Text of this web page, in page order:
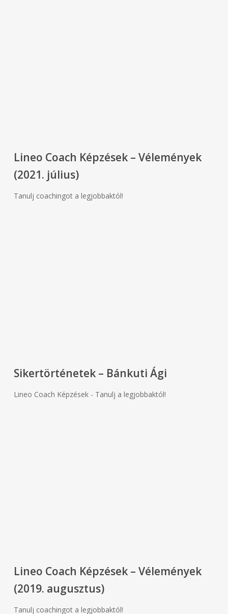
Lineo Coach Képzések – Vélemények
(2021. július)
Tanulj coachingot a legjobbaktól!
Sikertörténetek – Bánkuti Ági
Lineo Coach Képzések - Tanulj a legjobbaktól!
Lineo Coach Képzések – Vélemények
(2019. augusztus)
Tanulj coachingot a legjobbaktól!